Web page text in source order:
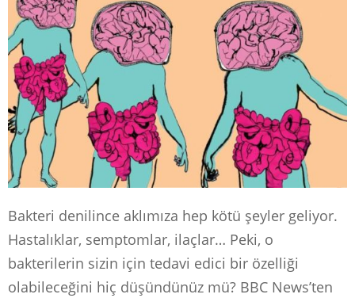
Bakteri denilince aklımıza hep kötü şeyler geliyor.
Hastalıklar, semptomlar, ilaçlar… Peki, o
bakterilerin sizin için tedavi edici bir özelliği
olabileceğini hiç düşündünüz mü? BBC News’ten